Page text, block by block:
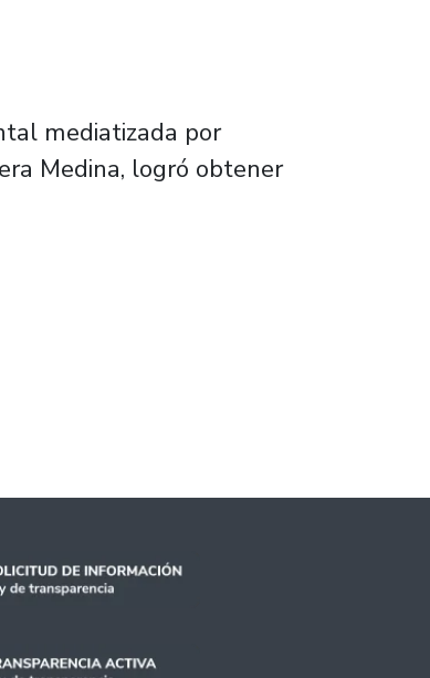
mediatizada por
Medina, logró obtener
en prevención de salud mental